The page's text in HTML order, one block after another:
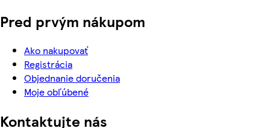
Pred prvým nákupom
Ako nakupovať
Registrácia
Objednanie doručenia
Moje obľúbené
Kontaktujte nás